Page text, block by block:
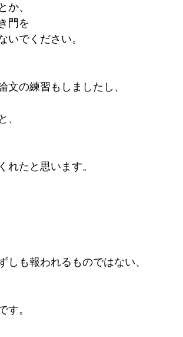
か、
門を
いでください。
文の練習もしましたし、
、
れたと思います。
しも報われるものではない、
す。